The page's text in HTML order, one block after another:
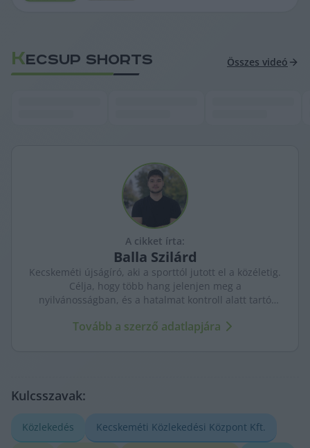
KECSUP SHORTS Összes videó
A cikket írta:
Balla Szilárd
Kecskeméti újságíró, aki a sporttól jutott el a közéletig.
Célja, hogy több hang jelenjen meg a
nyilvánosságban, és a hatalmat kontroll alatt tartó
kritikus szemmel követi.
Tovább a szerző adatlapjára
Kulcsszavak:
Közlekedés Kecskeméti Közlekedési Központ Kft.